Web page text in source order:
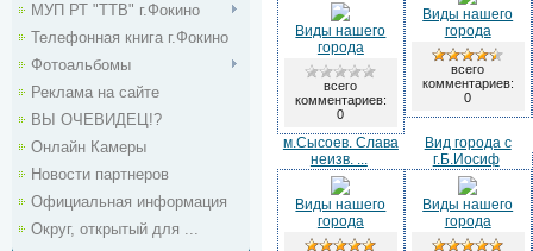
МУП РТ "ТТВ" г.Фокино
Телефонная книга г.Фокино
Фотоальбомы
Реклама на сайте
ВЫ ОЧЕВИДЕЦ!?
Онлайн Камеры
Новости партнеров
Официальная информация
Округ, открытый для ...
Виды нашего
города
всего
комментариев:
0
Виды нашего
города
всего
комментариев:
0
м.Сысоев. Слава
неизв. ...
Виды нашего
города
Вид города с
г.Б.Иосиф
Виды нашего
города